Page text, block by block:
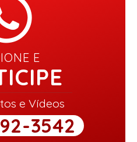
E
e Vídeos
3542